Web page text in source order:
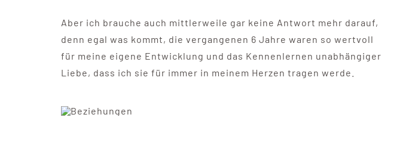
Aber ich brauche auch mittlerweile gar keine Antwort mehr darauf,
denn egal was kommt, die vergangenen 6 Jahre waren so wertvoll
für meine eigene Entwicklung und das Kennenlernen unabhängiger
Liebe, dass ich sie für immer in meinem Herzen tragen werde.